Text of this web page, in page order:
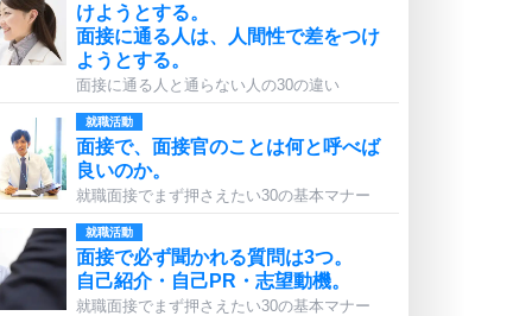
けようとする。
面接に通る人は、人間性で差をつけ
ようとする。
面接に通る人と通らない人の30の違い
就職活動
面接で、面接官のことは何と呼べば
良いのか。
就職面接でまず押さえたい30の基本マナー
就職活動
面接で必ず聞かれる質問は3つ。
自己紹介・自己PR・志望動機。
就職面接でまず押さえたい30の基本マナー